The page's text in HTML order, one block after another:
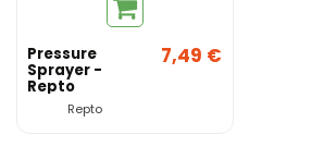
Pressure
Sprayer -
Repto
Repto
7,49 €